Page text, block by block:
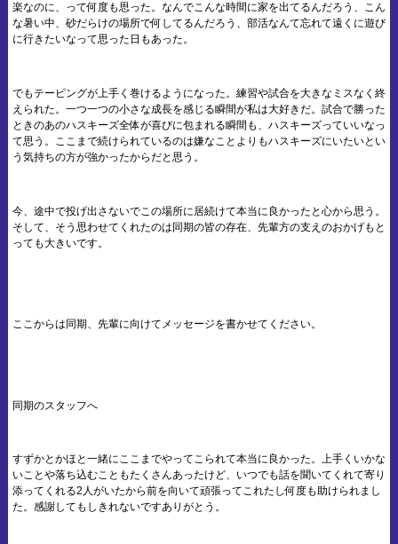
楽なのに、って何度も思った。なんでこんな時間に家を出てるんだろう、こん
な暑い中、砂だらけの場所で何してるんだろう、部活なんて忘れて遠くに遊び
に行きたいなって思った日もあった。
でもテーピングが上手く巻けるようになった。練習や試合を大きなミスなく終
えられた。一つ一つの小さな成長を感じる瞬間が私は大好きだ。試合で勝った
ときのあのハスキーズ全体が喜びに包まれる瞬間も、ハスキーズっていいなっ
て思う。ここまで続けられているのは嫌なことよりもハスキーズにいたいとい
う気持ちの方が強かったからだと思う。
今、途中で投げ出さないでこの場所に居続けて本当に良かったと心から思う。
そして、そう思わせてくれたのは同期の皆の存在、先輩方の支えのおかげもと
っても大きいです。
ここからは同期、先輩に向けてメッセージを書かせてください。
同期のスタッフへ
すずかとかほと一緒にここまでやってこられて本当に良かった。上手くいかな
いことや落ち込むこともたくさんあったけど、いつでも話を聞いてくれて寄り
添ってくれる2人がいたから前を向いて頑張ってこれたし何度も助けられまし
た。感謝してもしきれないですありがとう。